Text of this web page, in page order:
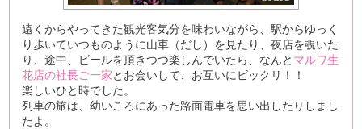
遠くからやってきた観光客気分を味わいながら、駅からゆっく
り歩いていつものように山車（だし）を見たり、夜店を覗いた
り、途中、ビールを頂きつつ楽しんでいたら、なんと マルワ生
花店の社長ご一家とお会いして、お互いにビックリ！！
楽しいひと時でした。
列車の旅は、幼いころにあった路面電車を思い出したりしまし
たよ。